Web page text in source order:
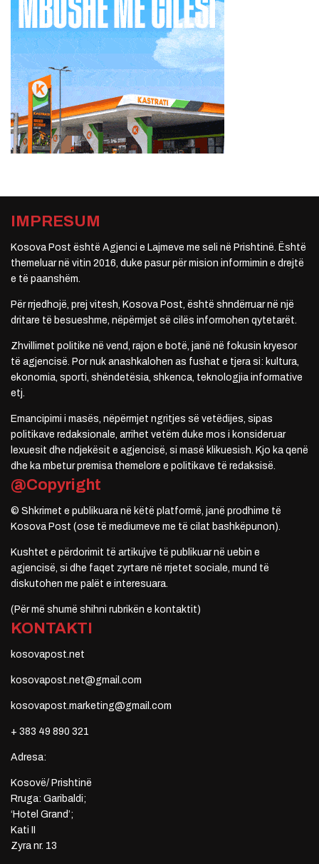
IMPRESUM
Kosova Post është Agjenci e Lajmeve me seli në Prishtinë. Është
themeluar në vitin 2016, duke pasur për mision informimin e drejtë
e të paanshëm.
Për rrjedhojë, prej vitesh, Kosova Post, është shndërruar në një
dritare të besueshme, nëpërmjet së cilës informohen qytetarët.
Zhvillimet politike në vend, rajon e botë, janë në fokusin kryesor
të agjencisë. Por nuk anashkalohen as fushat e tjera si: kultura,
ekonomia, sporti, shëndetësia, shkenca, teknologjia informative
etj.
Emancipimi i masës, nëpërmjet ngritjes së vetëdijes, sipas
politikave redaksionale, arrihet vetëm duke mos i konsideruar
lexuesit dhe ndjekësit e agjencisë, si masë klikuesish. Kjo ka qenë
dhe ka mbetur premisa themelore e politikave të redaksisë.
@Copyright
© Shkrimet e publikuara në këtë platformë, janë prodhime të
Kosova Post (ose të mediumeve me të cilat bashkëpunon).
Kushtet e përdorimit të artikujve të publikuar në uebin e
agjencisë, si dhe faqet zyrtare në rrjetet sociale, mund të
diskutohen me palët e interesuara.
(Për më shumë shihni rubrikën e kontaktit)
KONTAKTI
kosovapost.net
kosovapost.net@gmail.com
kosovapost.marketing@gmail.com
+ 383 49 890 321
Adresa:
Kosovë/ Prishtinë
Rruga: Garibaldi;
‘Hotel Grand’;
Kati II
Zyra nr. 13